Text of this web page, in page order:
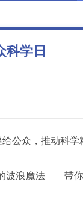
科学日
公众，推动科学
波浪魔法——带